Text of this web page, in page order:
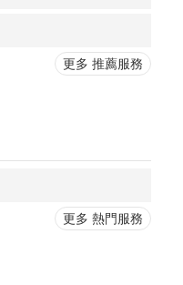
更多 推薦服務
更多 熱門服務